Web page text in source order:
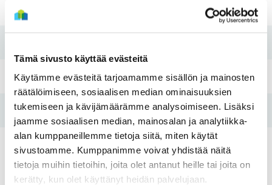
Tämä sivusto käyttää evästeitä
Käytämme evästeitä tarjoamamme sisällön ja mainosten
räätälöimiseen, sosiaalisen median ominaisuuksien
tukemiseen ja kävijämäärämme analysoimiseen. Lisäksi
jaamme sosiaalisen median, mainosalan ja analytiikka-
alan kumppaneillemme tietoja siitä, miten käytät
sivustoamme. Kumppanimme voivat yhdistää näitä
tietoja muihin tietoihin, joita olet antanut heille tai joita on
kerätty, kun olet käyttänyt heidän palvelujaan.
Rakennusvuosi
Pesutupa Kyllä
Hissi Ei
Tulo- ja varallisuusraja Kyllä